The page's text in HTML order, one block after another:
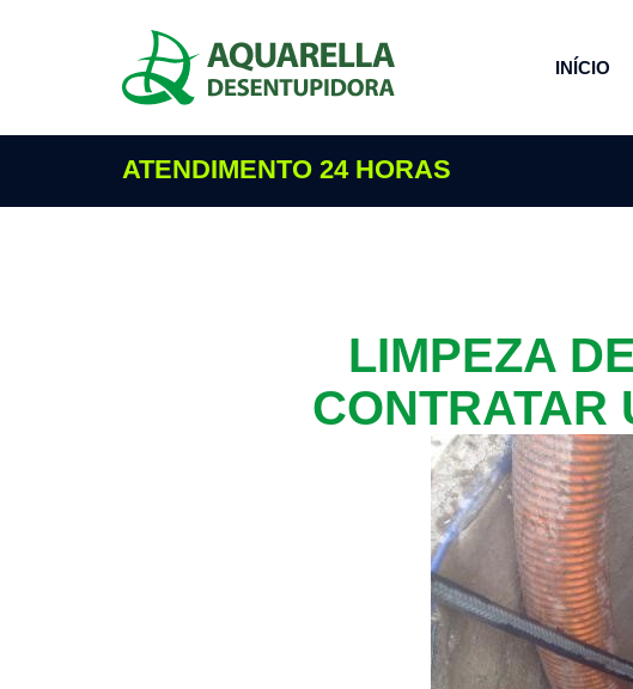
INÍCIO
ATENDIMENTO 24 HORAS
LIMPEZA
CONTRATAR